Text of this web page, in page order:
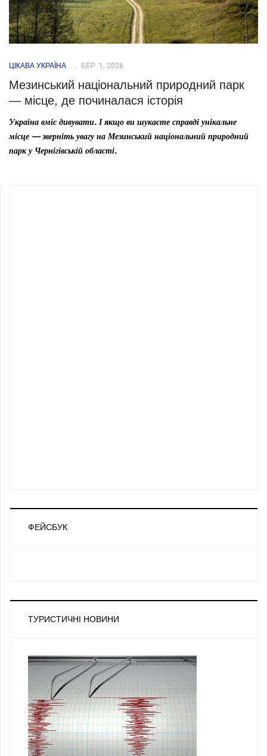
ЦІКАВА УКРАЇНА БЕР. 1, 2026
Мезинський національний природний парк
— місце, де починалася історія
Україна вміє дивувати. І якщо ви шукаєте справді унікальне
місце — зверніть увагу на Мезинський національний природний
парк у Чернігівській області.
ФЕЙСБУК
ТУРИСТИЧНІ НОВИНИ